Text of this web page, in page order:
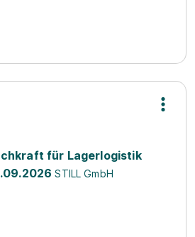
für Lagerlogistik
STILL GmbH